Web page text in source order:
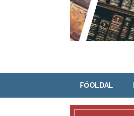
FŐOLDAL